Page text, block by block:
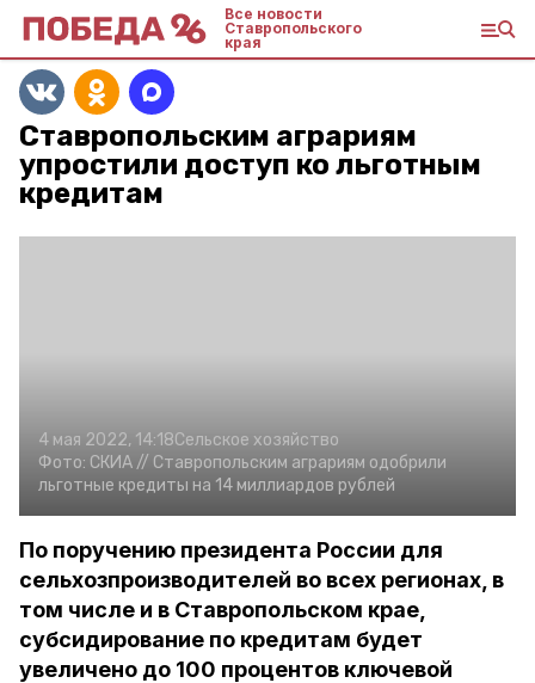
Все новости
Ставропольского
края
Ставропольским аграриям
упростили доступ ко льготным
кредитам
4 мая 2022, 14:18Сельское хозяйство
Фото: СКИА // Ставропольским аграриям одобрили
льготные кредиты на 14 миллиардов рублей
По поручению президента России для
сельхозпроизводителей во всех регионах, в
том числе и в Ставропольском крае,
субсидирование по кредитам будет
увеличено до 100 процентов ключевой